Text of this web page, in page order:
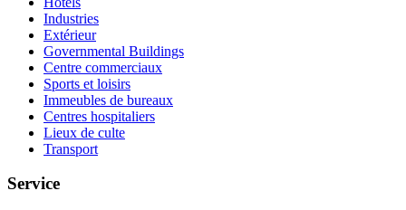
Industries
Extérieur
Governmental Buildings
Centre commerciaux
Sports et loisirs
Immeubles de bureaux
Centres hospitaliers
Lieux de culte
Transport
Service